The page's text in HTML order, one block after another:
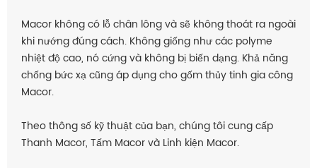
Macor không có lỗ chân lông và sẽ không thoát ra ngoài
khi nướng đúng cách. Không giống như các polyme
nhiệt độ cao, nó cứng và không bị biến dạng. Khả năng
chống bức xạ cũng áp dụng cho gốm thủy tinh gia công
Macor.
Theo thông số kỹ thuật của bạn, chúng tôi cung cấp
Thanh Macor, Tấm Macor và Linh kiện Macor.